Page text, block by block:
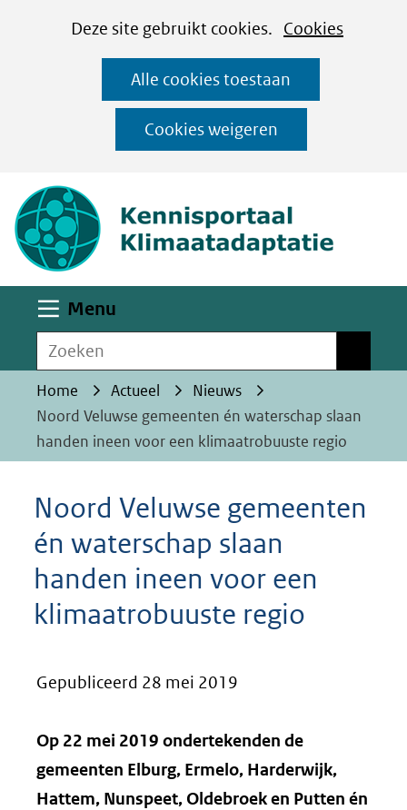
CookiesDeze site gebruikt cookies. Cookies
op
deze
website
worden
toegestaan
geweigerd.
Alle cookies toestaan
Cookies weigeren
Ga
naar
de
inhoud
Menu
Zoeken
Home Actueel
Nieuws
Noord Veluwse gemeenten én waterschap slaan
handen ineen voor een klimaatrobuuste regio
Noord Veluwse gemeenten
én waterschap slaan
handen ineen voor een
klimaatrobuuste regio
Gepubliceerd 28 mei 2019
Op 22 mei 2019 ondertekenden de
gemeenten Elburg, Ermelo, Harderwijk,
Hattem, Nunspeet, Oldebroek en Putten én